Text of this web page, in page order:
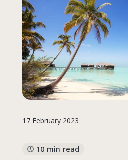
17 February 2023
10 min read